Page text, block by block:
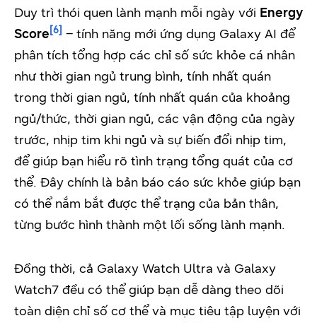
Duy trì thói quen lành mạnh mỗi ngày với Energy
Score[6] – tính năng mới ứng dụng Galaxy AI để
phân tích tổng hợp các chỉ số sức khỏe cá nhân
như thời gian ngủ trung bình, tính nhất quán
trong thời gian ngủ, tính nhất quán của khoảng
ngủ/thức, thời gian ngủ, các vận động của ngày
trước, nhịp tim khi ngủ và sự biến đổi nhịp tim,
để giúp bạn hiểu rõ tình trạng tổng quát của cơ
thể. Đây chính là bản báo cáo sức khỏe giúp bạn
có thể nắm bắt được thể trạng của bản thân,
từng bước hình thành một lối sống lành mạnh.
Đồng thời, cả Galaxy Watch Ultra và Galaxy
Watch7 đều có thể giúp bạn dễ dàng theo dõi
toàn diện chỉ số cơ thể và mục tiêu tập luyện với